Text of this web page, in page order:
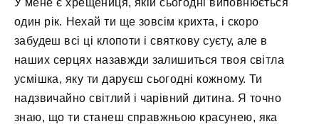
один рік. Нехай ти ще зовсім крихта, і скоро
забудеш всі ці клопоти і святкову суєту, але в
наших серцях назавжди залишиться твоя світла
усмішка, яку ти даруєш сьогодні кожному. Ти
надзвичайно світлий і чарівний дитина. Я точно
знаю, що ти станеш справжньою красунею, яка